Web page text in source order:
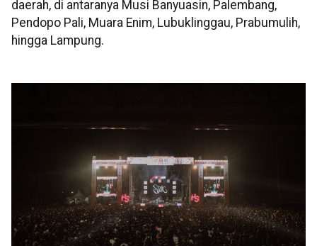
daerah, di antaranya Musi Banyuasin, Palembang,
Pendopo Pali, Muara Enim, Lubuklinggau, Prabumulih,
hingga Lampung.